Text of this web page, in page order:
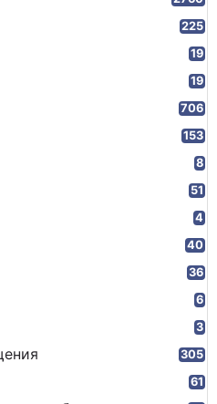
225
19
19
706
153
8
51
4
40
36
6
3
305
61